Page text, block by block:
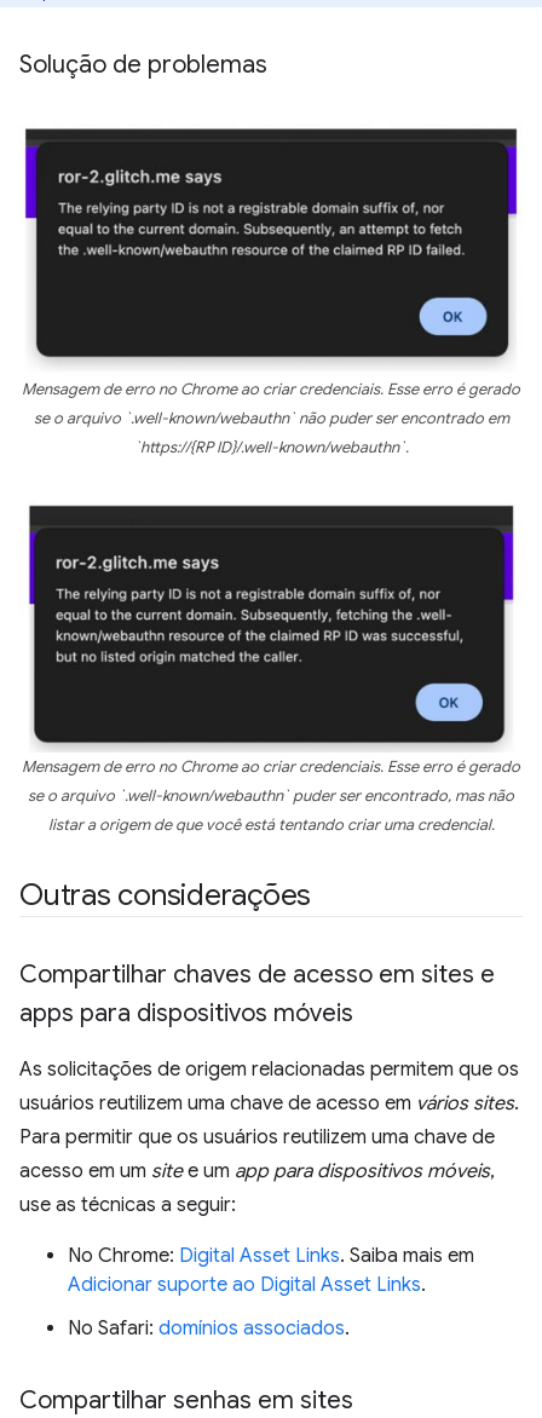
Solução de problemas
Mensagem de erro no Chrome ao criar credenciais. Esse erro é gerado
se o arquivo `.well-known/webauthn` não puder ser encontrado em
`https://{RP ID}/.well-known/webauthn`.
Mensagem de erro no Chrome ao criar credenciais. Esse erro é gerado
se o arquivo `.well-known/webauthn` puder ser encontrado, mas não
listar a origem de que você está tentando criar uma credencial.
Outras considerações
Compartilhar chaves de acesso em sites e
apps para dispositivos móveis
As solicitações de origem relacionadas permitem que os
usuários reutilizem uma chave de acesso em vários sites.
Para permitir que os usuários reutilizem uma chave de
acesso em um sitee um app para dispositivos móveis,
use as técnicas a seguir:
No Chrome: Digital Asset Links. Saiba mais em
Adicionar suporte ao Digital Asset Links.
No Safari: domínios associados.
Compartilhar senhas em sites